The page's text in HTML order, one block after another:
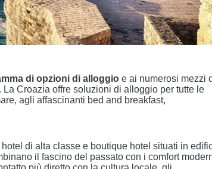
di opzioni di alloggio e ai numerosi mezzi
Croazia offre soluzioni di alloggio per tutte le
agli affascinanti bed and breakfast,
hotel di alta classe e boutique hotel situati in
il fascino del passato con i comfort